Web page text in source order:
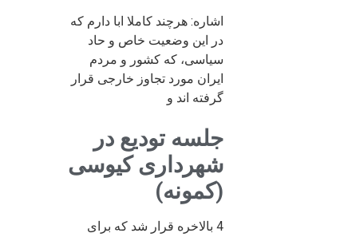
اشاره: هرچند کاملا ابا دارم که
در این وضعیت خاص و حاد
سیاسی، که کشور و مردم
ایران مورد تجاوز خارجی قرار
گرفته اند و
جلسه تودیع در
شهرداری کیوسی
(کمونه)
4 بالاخره قرار شد که برای